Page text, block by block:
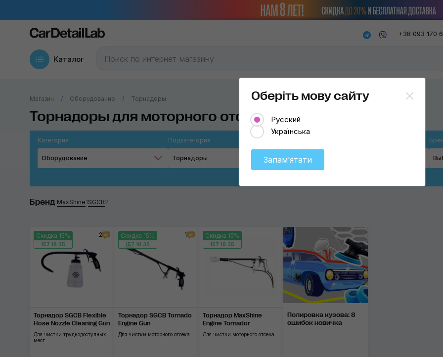
+38 093 170
Каталог
Магазин Оборудование Торнадоры
Торнадоры для моторного отсека
Категория
Оборудование
Подкатегория
Торнадоры Для моторного отсека
Для нанесения покрытий
С пылесосом
Для образования пены
Применить
Бренд MaxShine1SGCB2
Скидка 15%
157:18:35
2
Торнадор SGCB Flexible
Hose Nozzle Cleaning Gun
Для чистки труднодоступных
мест
Скидка 15%
157:18:35
1
Торнадор SGCB Tornado
Engine Gun
Для чистки моторного отсека
Скидка 15%
157:18:35
Торнадор MaxShine
Engine Tornador
Для чистки моторного отсека
Полировка ку­зова: 8
оши­бок нови­чка
Оберіть мову сайту
Русский
Українська
Запамʼятати